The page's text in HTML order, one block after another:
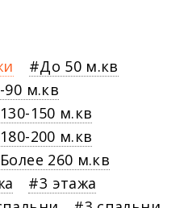
До 50 м.кв
90 м.кв
130-150 м.кв
180-200 м.кв
Более 260 м.кв
3 этажа